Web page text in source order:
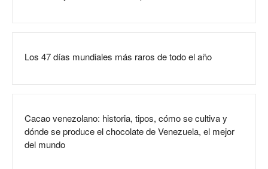
Los 47 días mundiales más raros de todo el año
Cacao venezolano: historia, tipos, cómo se cultiva y
dónde se produce el chocolate de Venezuela, el mejor
del mundo